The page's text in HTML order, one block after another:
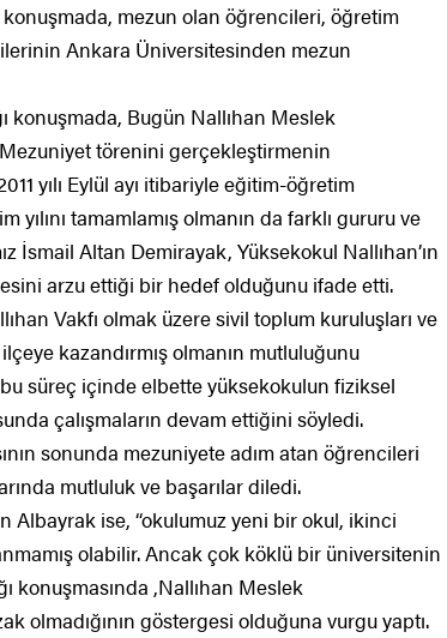
mezun olan öğrencileri, öğretim
Ankara Üniversitesinden mezun
konuşmada, Bugün Nallıhan Meslek
törenini gerçekleştirmenin
yılı Eylül ayı itibariyle eğitim-öğretim
tamamlamış olmanın da farklı gururu ve
İsmail Altan Demirayak, Yüksekokul Nallıhan’ın
arzu ettiği bir hedef olduğunu ifade etti.
Vakfı olmak üzere sivil toplum kuruluşları ve
kazandırmış olmanın mutluluğunu
süreç içinde elbette yüksekokulun fiziksel
çalışmaların devam ettiğini söyledi.
sonunda mezuniyete adım atan öğrencileri
mutluluk ve başarılar diledi.
Albayrak ise, “okulumuz yeni bir okul, ikinci
olabilir. Ancak çok köklü bir üniversitenin
konuşmasında ,Nallıhan Meslek
olmadığının göstergesi olduğuna vurgu yaptı.